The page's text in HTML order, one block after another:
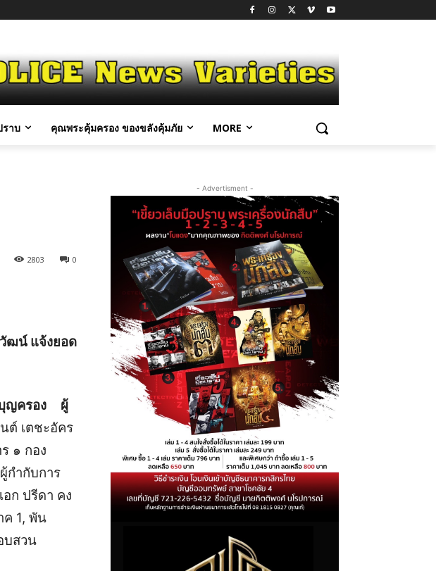
ราบ คุณพระคุ้มครอง ของขลังคุ้มภัย MORE
0
2803
ฒน์ แจ้งยอด
บุญครอง ผู้
ต์ เตชะอัคร
๑ กอง
กำกับการ
ก ปรีดา คง
ค 1, พัน
บสวน
- Advertisment -